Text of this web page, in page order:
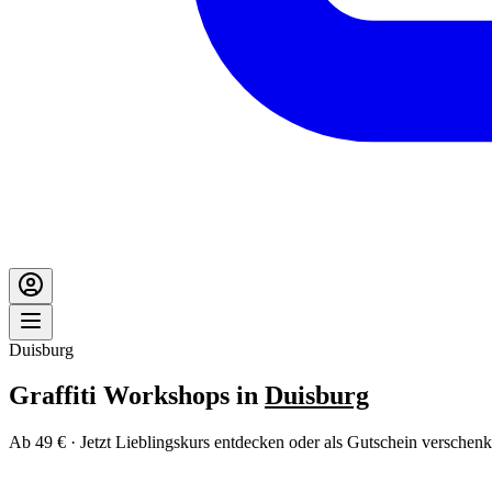
Duisburg
Graffiti Workshops in Duisburg
Ab 49 € · Jetzt Lieblingskurs entdecken oder als Gutschein